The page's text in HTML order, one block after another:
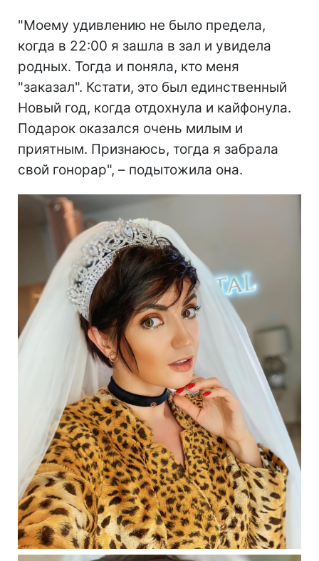
"Моему удивлению не было предела,
когда в 22:00 я зашла в зал и увидела
родных. Тогда и поняла, кто меня
"заказал". Кстати, это был единственный
Новый год, когда отдохнула и кайфонула.
Подарок оказался очень милым и
приятным. Признаюсь, тогда я забрала
свой гонорар", – подытожила она.